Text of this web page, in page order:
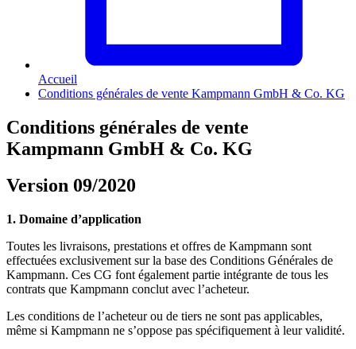
Accueil
Conditions générales de vente Kampmann GmbH & Co. KG
Conditions générales de vente
Kampmann GmbH & Co. KG
Version 09/2020
1. Domaine d’application
Toutes les livraisons, prestations et offres de Kampmann sont
effectuées exclusivement sur la base des Conditions Générales de
Kampmann. Ces CG font également partie intégrante de tous les
contrats que Kampmann conclut avec l’acheteur.
Les conditions de l’acheteur ou de tiers ne sont pas applicables,
même si Kampmann ne s’oppose pas spécifiquement à leur validité.